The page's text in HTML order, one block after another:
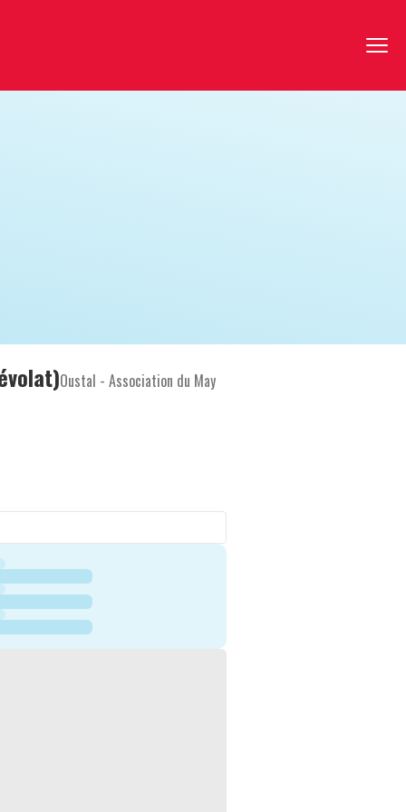
Oustal - Association du May